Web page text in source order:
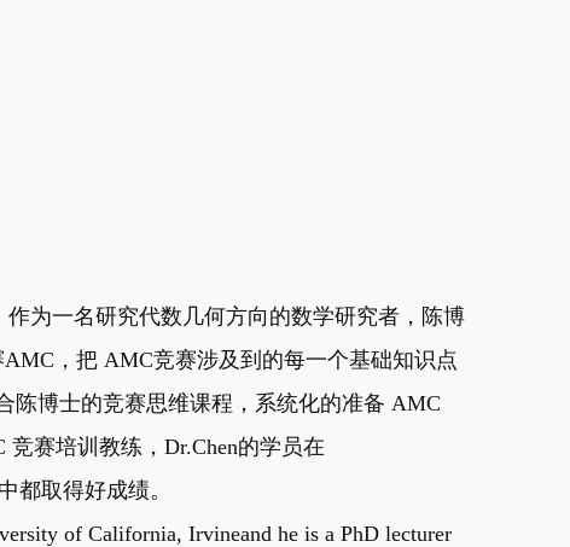
为一名研究代数几何方向的数学研究者，陈博
，把 AMC竞赛涉及到的每一个基础知识点
陈博士的竞赛思维课程，系统化的准备 AMC
赛培训教练，Dr.Chen的学员在
都取得好成绩。
of California, Irvineand he is a PhD lecturer